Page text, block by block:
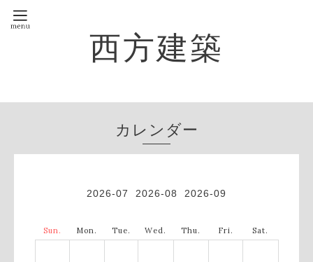
西方建築
カレンダー
2026-07 2026-08 2026-09
Sun. Mon. Tue. Wed. Thu. Fri. Sat.